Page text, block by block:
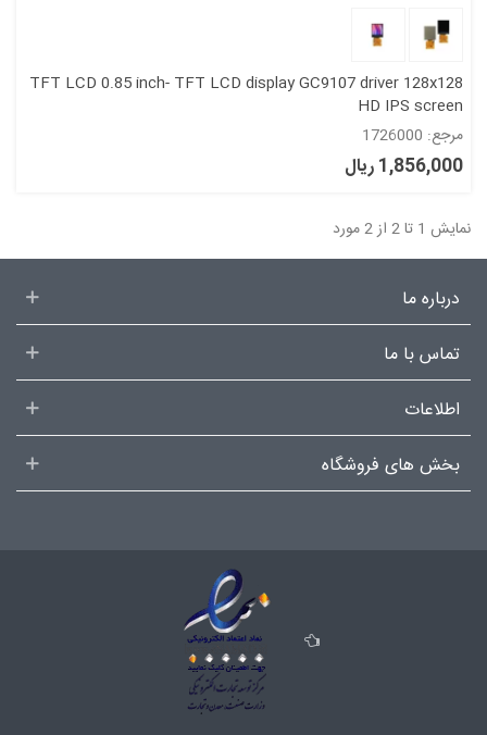
TFT LCD 0.85 inch- TFT LCD display GC9107 driver 128x128
HD IPS screen
مرجع: 1726000
1,856,000 ریال
نمایش 1 تا 2 از 2 مورد
درباره ما
تماس با ما
اطلاعات
بخش های فروشگاه